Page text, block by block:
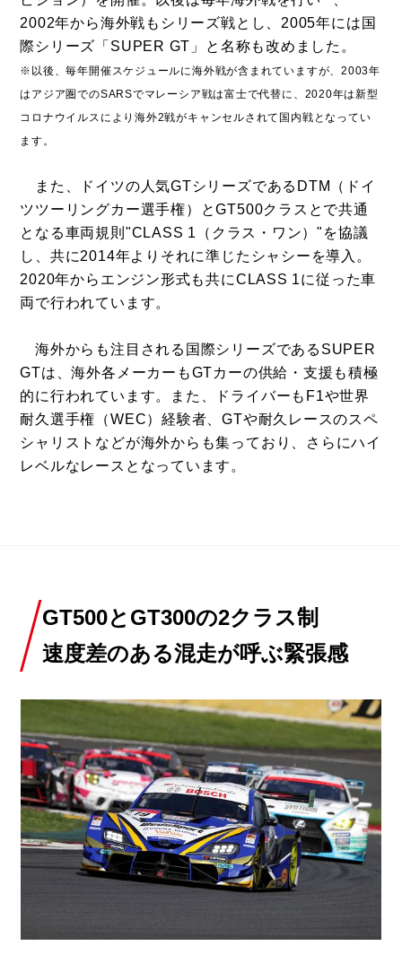
2002年から海外戦もシリーズ戦とし、2005年には国
際シリーズ「SUPER GT」と名称も改めました。
※以後、毎年開催スケジュールに海外戦が含まれていますが、2003年
はアジア圏でのSARSでマレーシア戦は富士で代替に、2020年は新型
コロナウイルスにより海外2戦がキャンセルされて国内戦となってい
ます。
また、ドイツの人気GTシリーズであるDTM（ドイ
ツツーリングカー選手権）とGT500クラスとで共通
となる車両規則"CLASS 1（クラス・ワン）"を協議
し、共に2014年よりそれに準じたシャシーを導入。
2020年からエンジン形式も共にCLASS 1に従った車
両で行われています。
海外からも注目される国際シリーズであるSUPER
GTは、海外各メーカーもGTカーの供給・支援も積極
的に行われています。また、ドライバーもF1や世界
耐久選手権（WEC）経験者、GTや耐久レースのスペ
シャリストなどが海外からも集っており、さらにハイ
レベルなレースとなっています。
GT500とGT300の2クラス制
速度差のある混走が呼ぶ緊張感